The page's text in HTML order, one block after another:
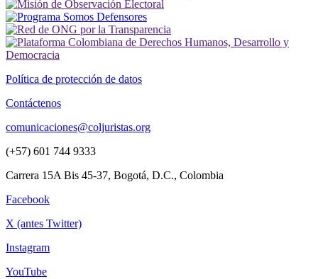
Política de protección de datos
Contáctenos
comunicaciones@coljuristas.org
(+57) 601 744 9333
Carrera 15A Bis 45-37, Bogotá, D.C., Colombia
Facebook
X (antes Twitter)
Instagram
YouTube